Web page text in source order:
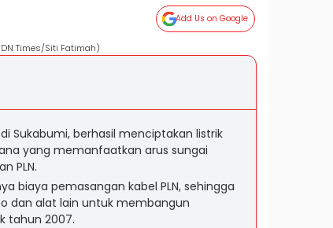
Add Us on Google
Times/Siti Fatimah)
Sukabumi, berhasil menciptakan listrik
yang memanfaatkan arus sungai
PLN.
biaya pemasangan kabel PLN, sehingga
dan alat lain untuk membangun
tahun 2007.